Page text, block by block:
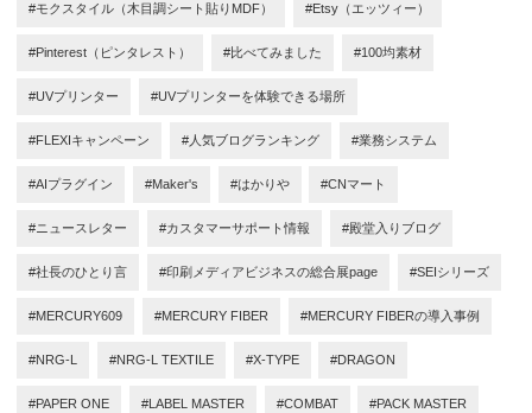
#モクスタイル（木目調シート貼りMDF） #Etsy（エッツィー）
#Pinterest（ピンタレスト） #比べてみました #100均素材
#UVプリンター #UVプリンターを体験できる場所
#FLEXIキャンペーン #人気ブログランキング #業務システム
#AIプラグイン #Maker's #はかりや #CNマート
#ニュースレター #カスタマーサポート情報 #殿堂入りブログ
#社長のひとり言 #印刷メディアビジネスの総合展page #SEIシリーズ
#MERCURY609 #MERCURY FIBER #MERCURY FIBERの導入事例
#NRG-L #NRG-L TEXTILE #X-TYPE #DRAGON
#PAPER ONE #LABEL MASTER #COMBAT #PACK MASTER